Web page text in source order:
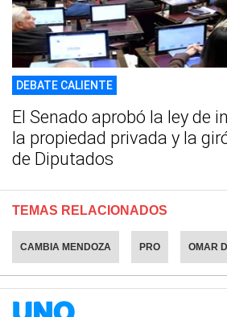
DEBATE CALIENTE
El Senado aprobó la ley de
la propiedad privada y la
de Diputados
TEMAS RELACIONADOS
CAMBIA MENDOZA PRO OMAR